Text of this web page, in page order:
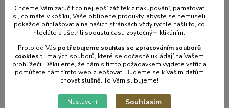
Chceme Vám zaručit co nejlepší zážitek z nakupování, pamatovat
si, co máte v košíku, Vaše oblíbené produkty, abyste se nemuseli
pokaždé přihlašovat a na našich stránkách vždy rychle našli to, co
hledáte a ušetřili spoustu času zbytečným klikáním.
Proto od Vás potřebujeme souhlas se zpracováním souborů
cookiestj. malých souborů, které se dočasně ukládají na Vašem
prohlížeči. Děkujeme, že nám s tímto požadavkem vyjdete vstříc a
pomůžete nám tímto web zlepšovat. Budeme se k Vašim datům
chovat slušně. To Vám slibujeme!
Nastavení Souhlasím